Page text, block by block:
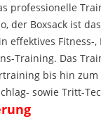
professionelle
der Boxsack ist
effektives Fitness-,
Training. Das
bis hin zum
sowie Tritt-